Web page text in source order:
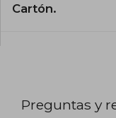
Cartón.
Preguntas y